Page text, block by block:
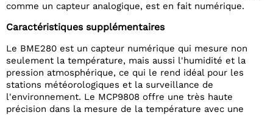
comme un capteur analogique, est en fait numérique.
Caractéristiques supplémentaires
Le BME280 est un capteur numérique qui mesure non
seulement la température, mais aussi l'humidité et la
pression atmosphérique, ce qui le rend idéal pour les
stations météorologiques et la surveillance de
l'environnement. Le MCP9808 offre une très haute
précision dans la mesure de la température avec une